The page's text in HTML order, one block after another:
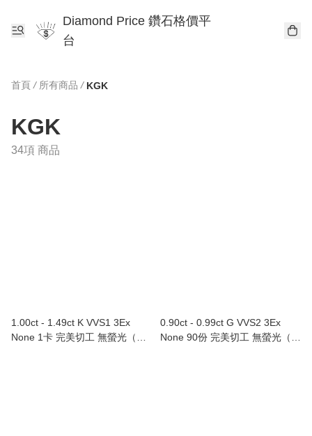
Diamond Price 鑽石格價平
台
首頁 / 所有商品 / KGK
KGK
34項 商品
1.00ct - 1.49ct K VVS1 3Ex
None 1卡 完美切工 無螢光（附
0.90ct - 0.99ct G VVS2 3Ex
None 90份 完美切工 無螢光（附